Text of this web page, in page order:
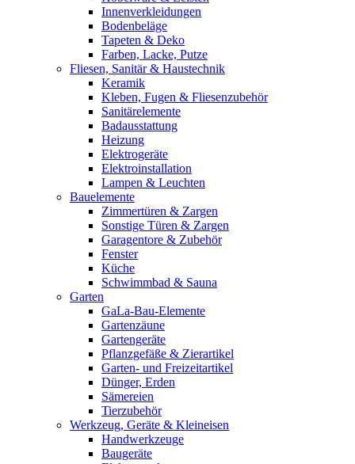
Innenverkleidungen
Bodenbeläge
Tapeten & Deko
Farben, Lacke, Putze
Fliesen, Sanitär & Haustechnik
Keramik
Kleben, Fugen & Fliesenzubehör
Sanitärelemente
Badausstattung
Heizung
Elektrogeräte
Elektroinstallation
Lampen & Leuchten
Bauelemente
Zimmertüren & Zargen
Sonstige Türen & Zargen
Garagentore & Zubehör
Fenster
Küche
Schwimmbad & Sauna
Garten
GaLa-Bau-Elemente
Gartenzäune
Gartengeräte
Pflanzgefäße & Zierartikel
Garten- und Freizeitartikel
Dünger, Erden
Sämereien
Tierzubehör
Werkzeug, Geräte & Kleineisen
Handwerkzeuge
Baugeräte